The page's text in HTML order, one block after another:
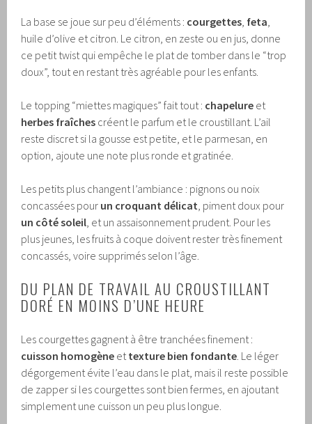
La base se joue sur peu d’éléments : courgettes, feta,
huile d’olive et citron. Le citron, en zeste ou en jus, donne
ce petit twist qui empêche le plat de tomber dans le “trop
doux”, tout en restant très agréable pour les enfants.
Le topping “miettes magiques” fait tout : chapelure et
herbes fraîches créent le parfum et le croustillant. L’ail
reste discret si la gousse est petite, et le parmesan, en
option, ajoute une note plus ronde et gratinée.
Les petits plus changent l’ambiance : pignons ou noix
concassées pour un croquant délicat, piment doux pour
un côté soleil, et un assaisonnement prudent. Pour les
plus jeunes, les fruits à coque doivent rester très finement
concassés, voire supprimés selon l’âge.
DU PLAN DE TRAVAIL AU CROUSTILLANT
DORÉ EN MOINS D’UNE HEURE
Les courgettes gagnent à être tranchées finement :
cuisson homogène ettexture bien fondante. Le léger
dégorgement évite l’eau dans le plat, mais il reste possible
de zapper si les courgettes sont bien fermes, en ajoutant
simplement une cuisson un peu plus longue.